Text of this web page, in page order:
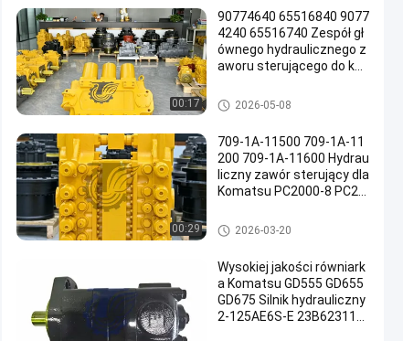
00:17
90774640 65516840 9077
4240 65516740 Zespół gł
ównego hydraulicznego z
aworu sterującego do kop
PC4000-6 Bardzo duże gó
rnicze części zamienne
Główny zawór sterujący kopar
ki
2026-05-08
00:29
709-1A-11500 709-1A-11
200 709-1A-11600 Hydrau
liczny zawór sterujący dla
Komatsu PC2000-8 PC20
Główny zawór sterujący kopar
ki
2026-03-20
Wysokiej jakości równiark
a Komatsu GD555 GD655
GD675 Silnik hydrauliczny
2-125AE6S-E 23B623110